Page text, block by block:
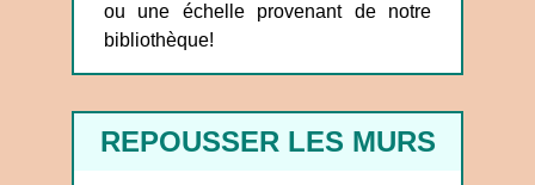
ou une échelle provenant de notre
bibliothèque!
REPOUSSER LES MURS